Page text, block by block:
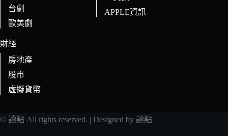
台劇
歐美劇
財經
房地產
股市
虛擬貨幣
APPLE資訊
© 讀點 All rights reserved. | Designed by 讀點